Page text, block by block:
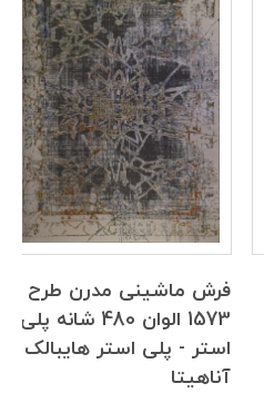
فرش ماشینی مدرن طرح
1573 الوان 480 شانه پلی
استر - پلی استر هایبالک
آناهیتا